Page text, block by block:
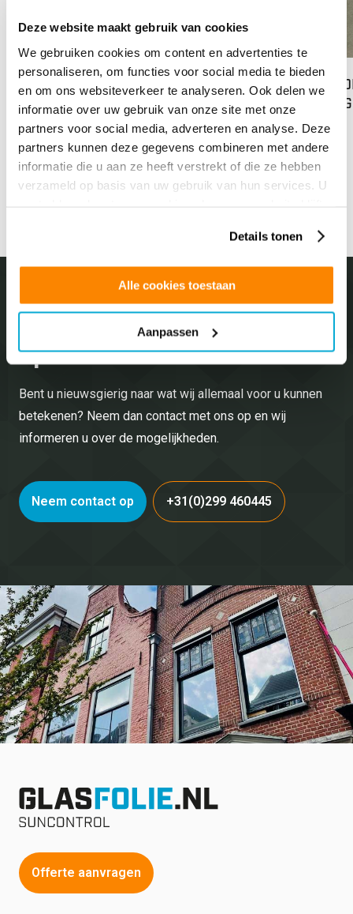
Deze website maakt gebruik van cookies
We gebruiken cookies om content en advertenties te
personaliseren, om functies voor social media te bieden
en om ons websiteverkeer te analyseren. Ook delen we
informatie over uw gebruik van onze site met onze
partners voor social media, adverteren en analyse. Deze
partners kunnen deze gegevens combineren met andere
informatie die u aan ze heeft verstrekt of die ze hebben
verzameld op basis van uw gebruik van hun services. U
Details tonen
Alle cookies toestaan
Aanpassen
84% WARMTEWERING BIJ TDA IN LIJNDEN
Lees meer
via
Op
GLS
prev
next
Neem vrijblijvend
op met ons!
Bent u nieuwsgierig naar wat wij allemaal voor u kunnen
betekenen? Neem dan contact met ons op en wij
informeren u over de mogelijkheden.
Neem contact op +31(0)299 460445
Offerte aanvragen